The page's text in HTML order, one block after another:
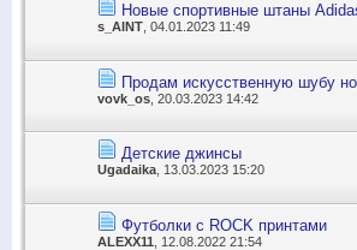
Новые спортивные штаны
s_AINT , 04.01.2023 11:49
Продам искусственную шубу
vovk_os , 20.03.2023 14:42
Детские джинсы
Ugadaika , 13.03.2023 15:20
Футболки с ROCK принтами
ALEXX11 , 12.08.2022 21:54